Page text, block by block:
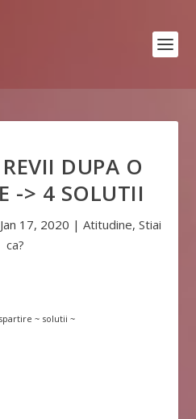
DUPA O
-> 4 SOLUTII
Jan 17, 2020 | Atitudine, Stiai
ca?
~ solutii ~